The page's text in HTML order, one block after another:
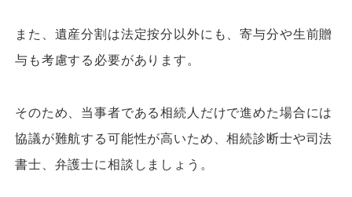
また、遺産分割は法定按分以外にも、寄与分や生前贈
与も考慮する必要があります。
そのため、当事者である相続人だけで進めた場合には
協議が難航する可能性が高いため、相続診断士や司法
書士、弁護士に相談しましょう。